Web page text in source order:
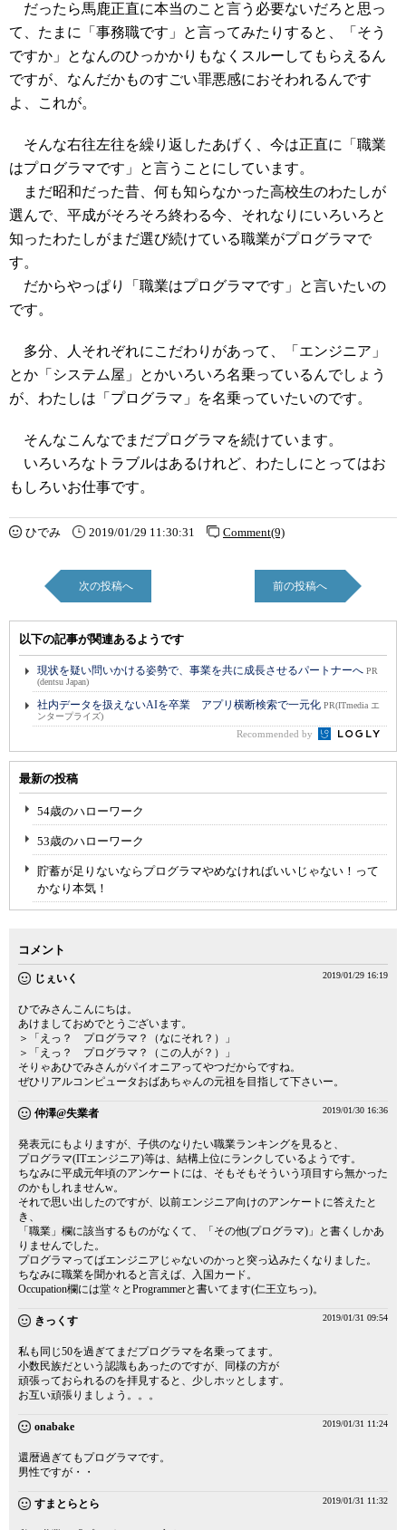
だったら馬鹿正直に本当のこと言う必要ないだろと思っ
て、たまに「事務職です」と言ってみたりすると、「そう
ですか」となんのひっかかりもなくスルーしてもらえるん
ですが、なんだかものすごい罪悪感におそわれるんです
よ、これが。
そんな右往左往を繰り返したあげく、今は正直に「職業
はプログラマです」と言うことにしています。
まだ昭和だった昔、何も知らなかった高校生のわたしが
選んで、平成がそろそろ終わる今、それなりにいろいろと
知ったわたしがまだ選び続けている職業がプログラマで
す。
だからやっぱり「職業はプログラマです」と言いたいの
です。
多分、人それぞれにこだわりがあって、「エンジニア」
とか「システム屋」とかいろいろ名乗っているんでしょう
が、わたしは「プログラマ」を名乗っていたいのです。
そんなこんなでまだプログラマを続けています。
いろいろなトラブルはあるけれど、わたしにとってはお
もしろいお仕事です。
ひでみ 2019/01/29 11:30:31 Comment(9)
次の投稿へ 前の投稿へ
以下の記事が関連あるようです
現状を疑い問いかける姿勢で、事業を共に成長させるパートナーへ PR
(dentsu Japan)
社内データを扱えないAIを卒業 アプリ横断検索で一元化 PR(ITmedia エ
ンタープライズ)
Recommended by
最新の投稿
54歳のハローワーク
53歳のハローワーク
貯蓄が足りないならプログラマやめなければいいじゃない！って
かなり本気！
コメント
じぇいく 2019/01/29 16:19
ひでみさんこんにちは。
あけましておめでとうございます。
＞「えっ？ プログラマ？（なにそれ？）」
＞「えっ？ プログラマ？（この人が？）」
そりゃあひでみさんがパイオニアってやつだからですね。
ぜひリアルコンピュータおばあちゃんの元祖を目指して下さいー。
仲澤@失業者 2019/01/30 16:36
発表元にもよりますが、子供のなりたい職業ランキングを見ると、
プログラマ(ITエンジニア)等は、結構上位にランクしているようです。
ちなみに平成元年頃のアンケートには、そもそもそういう項目すら無かった
のかもしれませんw。
それで思い出したのですが、以前エンジニア向けのアンケートに答えたと
き、
「職業」欄に該当するものがなくて、「その他(プログラマ)」と書くしかあ
りませんでした。
プログラマってばエンジニアじゃないのかっと突っ込みたくなりました。
ちなみに職業を聞かれると言えば、入国カード。
Occupation欄には堂々とProgrammerと書いてます(仁王立ちっ)。
きっくす 2019/01/31 09:54
私も同じ50を過ぎてまだプログラマを名乗ってます。
小数民族だという認識もあったのですが、同様の方が
頑張っておられるのを拝見すると、少しホッとします。
お互い頑張りましょう。。。
onabake 2019/01/31 11:24
還暦過ぎてもプログラマです。
男性ですが・・
すまとらとら 2019/01/31 11:32